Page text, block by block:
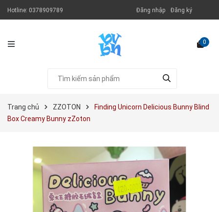
Hotline: 0378909789 Đăng nhập Đăng ký
0
Trang chủ ZZOTON
Finding Unicorn Delicious Bunny Blind
Box Creamy Bunny zZoton